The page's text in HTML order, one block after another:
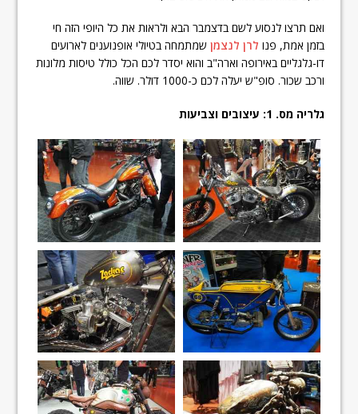
ואם תרצו לנסוע לשם בדצמבר הבא ולראות את כל היופי הזה חי
בזמן אמת, פנו לרן לנצמן שמתמחה בטיולי אופנוענים לארועים
דו-גלגליים באירופה וארה"ב והוא יסדר לכם הכל כולל טיסות מלונות
ורכב שכור. סופ"ש יעלה לכם כ-1000 דולר. שווה.
גלריה מס. 1: עיצובים וצביעות